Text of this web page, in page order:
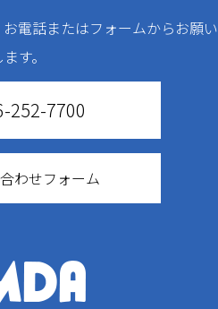
電話またはフォームからお願い
ます。
252-7700
わせフォーム